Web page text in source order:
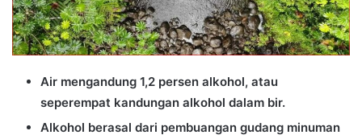
Air mengandung 1,2 persen alkohol, atau
seperempat kandungan alkohol dalam bir.
Alkohol berasal dari pembuangan gudang minuman